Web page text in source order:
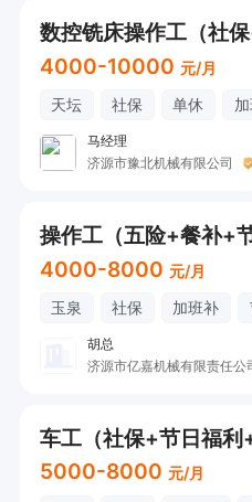
数控铣床操作工（社
4000-10000 元/月
天坛 社保 单休
马经理
济源市豫北机械有限公司
操作工（五险+餐补+
4000-8000 元/月
玉泉 社保 加班补
胡总
济源市亿嘉机械有限责任公
车工（社保+节日福利
5000-8000 元/月